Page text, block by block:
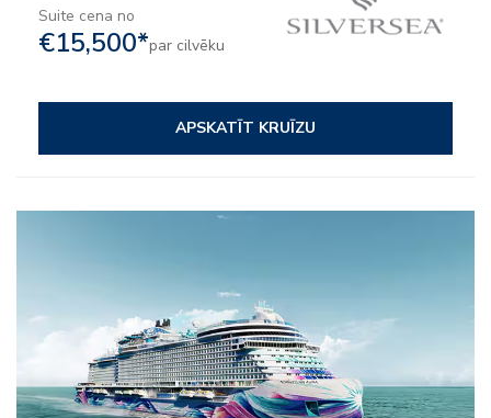
Suite cena no
€15,500*par cilvēku
APSKATĪT KRUĪZU